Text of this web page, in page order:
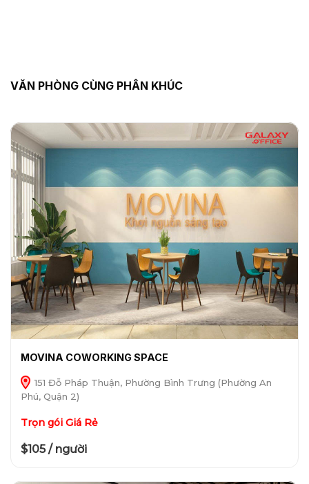
VĂN PHÒNG CÙNG PHÂN KHÚC
MOVINA COWORKING SPACE
151 Đỗ Pháp Thuận, Phường Bình Trưng (Phường An
Phú, Quận 2)
Trọn gói Giá Rẻ
$105 / người